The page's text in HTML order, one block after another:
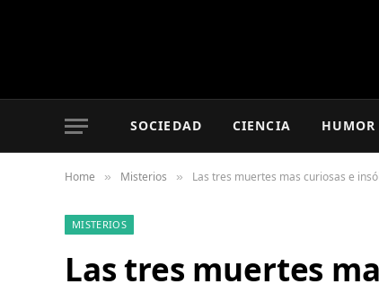
SOCIEDAD CIENCIA HUMOR
Home » Misterios » Las tres muertes mas curiosas e
MISTERIOS
Las tres muertes